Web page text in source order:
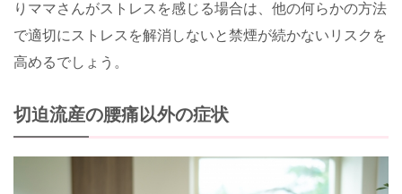
りママさんがストレスを感じる場合は、他の何らかの方法
で適切にストレスを解消しないと禁煙が続かないリスクを
高めるでしょう。
切迫流産の腰痛以外の症状